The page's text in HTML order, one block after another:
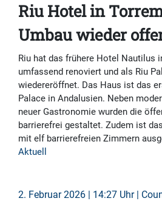
Riu Hotel in
Umbau wieder
Riu hat das frühere Hotel Nautilus
umfassend renoviert und als Riu
wiedereröffnet. Das Haus ist das
Palace in Andalusien. Neben
neuer Gastronomie wurden die
barrierefrei gestaltet. Zudem ist
mit elf barrierefreien Zimmern
Aktuell
2. Februar 2026 | 14:27 Uhr |